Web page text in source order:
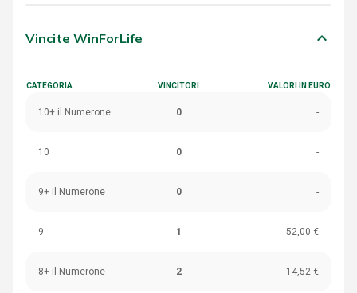
Vincite WinForLife keyboard_arrow_down
CATEGORIA VINCITORI VALORI IN EURO
10+ il Numerone 0 -
10 0 -
9+ il Numerone 0 -
9 1 52,00 €
8+ il Numerone 2 14,52 €